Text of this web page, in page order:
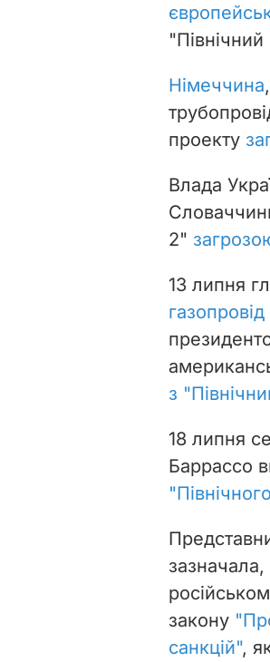
Німеччина,
проекту
Влада
2"
13 липня
з
18 липня
Баррассо
закону
санкцій",